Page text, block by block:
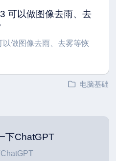
可以做图像去雨、去
做图像去雨、去雾等恢
电脑基础
下ChatGPT